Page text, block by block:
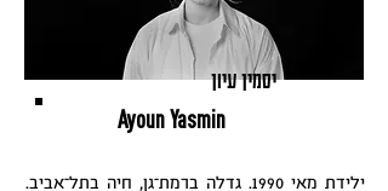
יסמין עיון
Ayoun Yasmin
ילידת מאי 1990. גדלה ברמת־גן, חיה בתל־אביב.